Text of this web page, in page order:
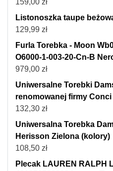
159,00 zł
Listonoszka taupe
129,99 zł
Furla Torebka - Moon
O6000-1-003-20-Cn-B
979,00 zł
Uniwersalne Torebki
renomowanej firmy
132,30 zł
Uniwersalna Torebka
Herisson Zielona (kolory)
108,50 zł
Plecak LAUREN RALPH